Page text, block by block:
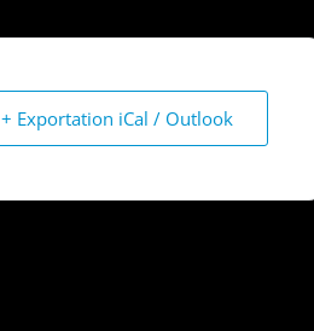
+ Exportation iCal / Outlook